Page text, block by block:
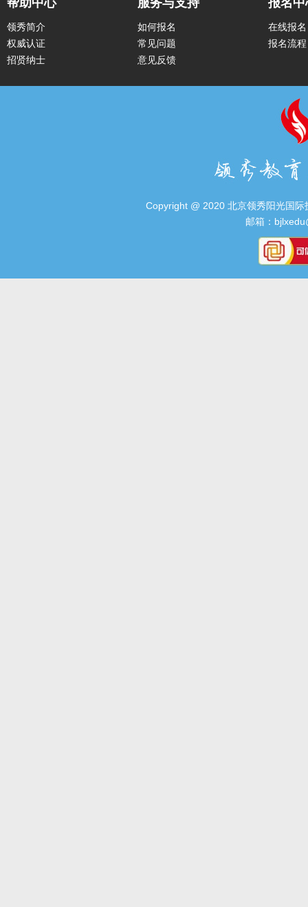
帮助中心
领秀简介
权威认证
招贤纳士
服务与支持
如何报名
常见问题
意见反馈
报名中
在线报名
报名流程
Copyright @ 2020 北京领秀阳光国
邮箱：